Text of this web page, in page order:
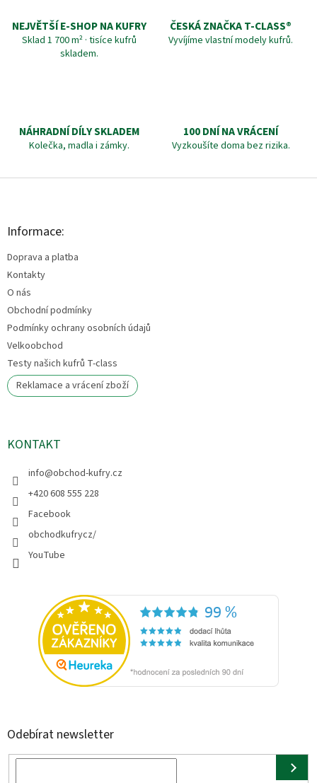
NEJVĚTŠÍ E-SHOP NA KUFRY
Sklad 1 700 m² · tisíce kufrů
skladem.
ČESKÁ ZNAČKA T‑CLASS®
Vyvíjíme vlastní modely kufrů.
NÁHRADNÍ DÍLY SKLADEM
Kolečka, madla i zámky.
100 DNÍ NA VRÁCENÍ
Vyzkoušíte doma bez rizika.
Z
Informace:
Doprava a platba
Kontakty
O nás
Obchodní podmínky
Podmínky ochrany osobních údajů
Velkoobchod
Testy našich kufrů T-class
Reklamace a vrácení zboží
KONTAKT
info@obchod-kufry.cz
+420 608 555 228
Facebook
obchodkufrycz/
YouTube
Odebírat newsletter